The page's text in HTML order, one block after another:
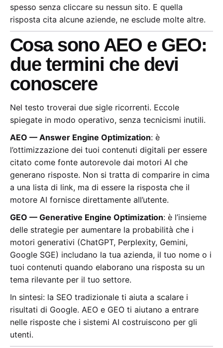
spesso senza cliccare su nessun sito. E quella
risposta cita alcune aziende, ne esclude molte altre.
Cosa sono AEO e GEO:
due termini che devi
conoscere
Nel testo troverai due sigle ricorrenti. Eccole
spiegate in modo operativo, senza tecnicismi inutili.
AEO — Answer Engine Optimization: è
l’ottimizzazione dei tuoi contenuti digitali per essere
citato come fonte autorevole dai motori AI che
generano risposte. Non si tratta di comparire in cima
a una lista di link, ma di essere la risposta che il
motore AI fornisce direttamente all’utente.
GEO — Generative Engine Optimization: è l’insieme
delle strategie per aumentare la probabilità che i
motori generativi (ChatGPT, Perplexity, Gemini,
Google SGE) includano la tua azienda, il tuo nome o i
tuoi contenuti quando elaborano una risposta su un
tema rilevante per il tuo settore.
In sintesi: la SEO tradizionale ti aiuta a scalare i
risultati di Google. AEO e GEO ti aiutano a entrare
nelle risposte che i sistemi AI costruiscono per gli
utenti.